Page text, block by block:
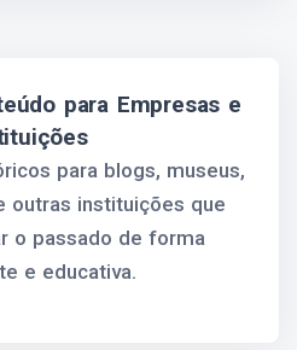
para Empresas e
para blogs, museus,
outras instituições que
o passado de forma
e educativa.